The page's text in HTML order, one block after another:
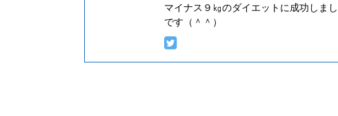
マイナス９㎏のダイエットに成功しま
です（＾＾）